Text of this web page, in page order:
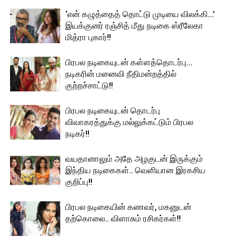
‘என் கழுத்தைத் தொட்டு முடியை விலக்கி…’
இயக்குனர் ரஞ்சித் மீது நடிகை ஸ்ரீலேகா
மித்ரா புகார்!!
பிரபல நடிகையுடன் கள்ளத்தொடர்பு…
நடிகரின் மனைவி நீதிமன்றத்தில்
குற்றச்சாட்டு!!
பிரபல நடிகையுடன் தொடர்பு
விவாகரத்துக்கு மல்லுக்கட்டும் பிரபல
நடிகர்!!
வயதானாலும் அதே அழகுடன் இருக்கும்
இந்திய நடிகைகள்.. வெளியான இரகசிய
குறிப்பு!!
பிரபல நடிகையின் கணவர், மகனுடன்
தற்கொலை.. விளாசும் ரசிகர்கள்!!